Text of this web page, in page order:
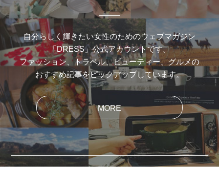
自分らしく輝きたい女性のためのウェブマガジン
「DRESS」公式アカウントです。
ファッション、トラベル、ビューティー、グルメの
おすすめ記事をピックアップしています。
MORE